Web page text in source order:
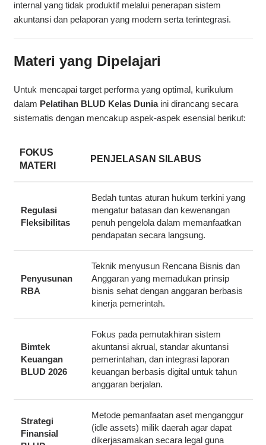
internal yang tidak produktif melalui penerapan sistem
akuntansi dan pelaporan yang modern serta terintegrasi.
Materi yang Dipelajari
Untuk mencapai target performa yang optimal, kurikulum
dalam Pelatihan BLUD Kelas Duniaini dirancang secara
sistematis dengan mencakup aspek-aspek esensial berikut:
FOKUS
MATERI
PENJELASAN SILABUS
Regulasi
Fleksibilitas
Bedah tuntas aturan hukum terkini yang
mengatur batasan dan kewenangan
penuh pengelola dalam memanfaatkan
pendapatan secara langsung.
Penyusunan
RBA
Teknik menyusun Rencana Bisnis dan
Anggaran yang memadukan prinsip
bisnis sehat dengan anggaran berbasis
kinerja pemerintah.
Bimtek
Keuangan
BLUD 2026
Fokus pada pemutakhiran sistem
akuntansi akrual, standar akuntansi
pemerintahan, dan integrasi laporan
keuangan berbasis digital untuk tahun
anggaran berjalan.
Strategi
Finansial
Metode pemanfaatan aset menganggur
(idle assets) milik daerah agar dapat
dikerjasamakan secara legal guna